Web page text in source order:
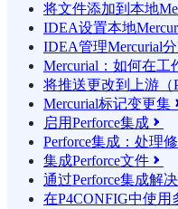
将文件添加到本地
IDEA设置本地
IDEA管理Mercurial
Mercurial：如何在工
将推送更改到上游（
Mercurial标记变更集
启用Perforce集成 
Perforce集成：处理
集成Perforce文件 
通过Perforce集成解
在P4CONFIG中使用